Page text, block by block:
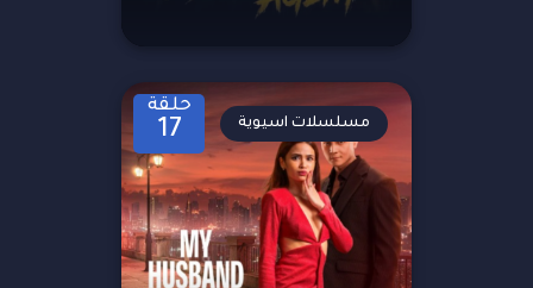
حلقة
17 مسلسلات اسيوية